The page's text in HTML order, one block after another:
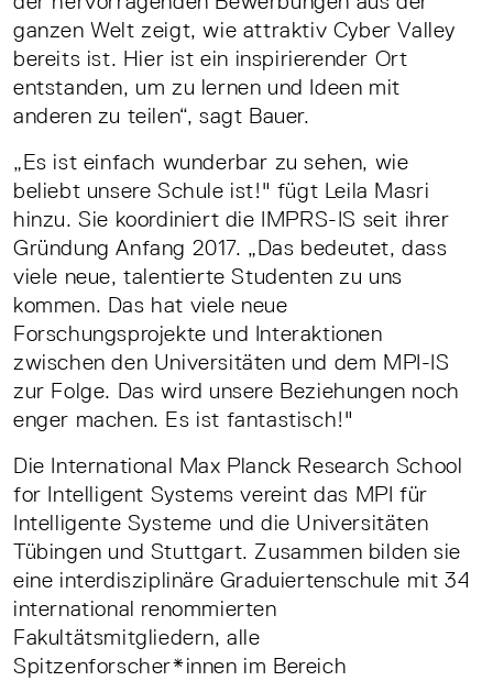
ganzen Welt zeigt, wie attraktiv Cyber Valley
bereits ist. Hier ist ein inspirierender Ort
entstanden, um zu lernen und Ideen mit
anderen zu teilen“, sagt Bauer.
„Es ist einfach wunderbar zu sehen, wie
beliebt unsere Schule ist!" fügt Leila Masri
hinzu. Sie koordiniert die IMPRS-IS seit ihrer
Gründung Anfang 2017. „Das bedeutet, dass
viele neue, talentierte Studenten zu uns
kommen. Das hat viele neue
Forschungsprojekte und Interaktionen
zwischen den Universitäten und dem MPI-IS
zur Folge. Das wird unsere Beziehungen noch
enger machen. Es ist fantastisch!"
Die International Max Planck Research School
for Intelligent Systems vereint das MPI für
Intelligente Systeme und die Universitäten
Tübingen und Stuttgart. Zusammen bilden sie
eine interdisziplinäre Graduiertenschule mit 34
international renommierten
Fakultätsmitgliedern, alle
Spitzenforscher*innen im Bereich